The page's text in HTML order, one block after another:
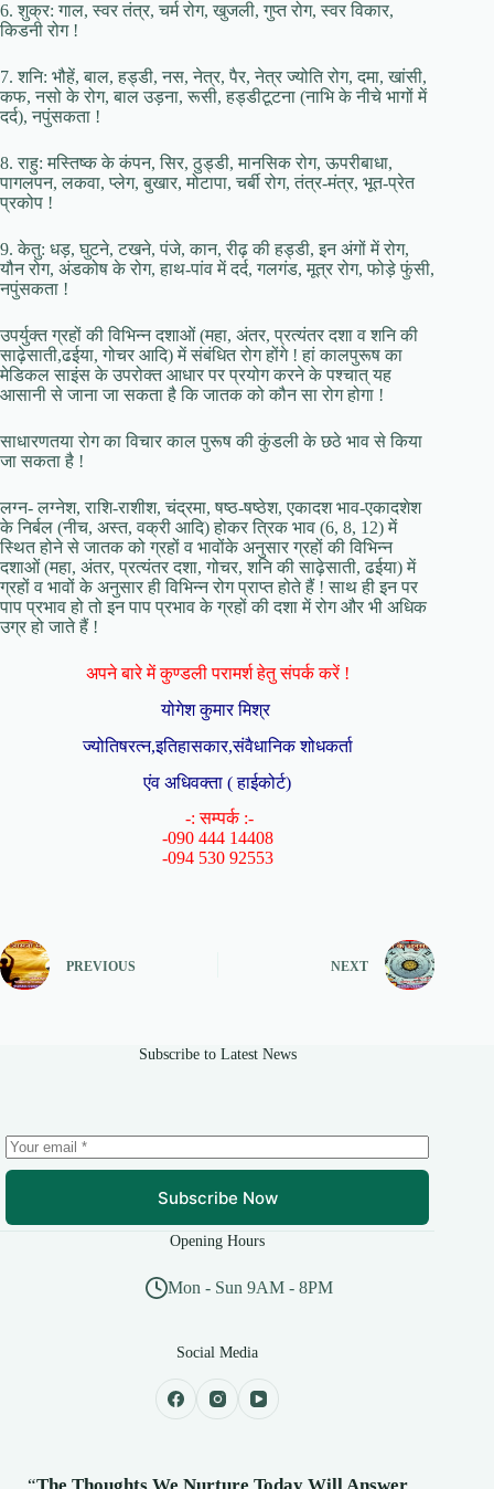
6. शुक्र: गाल, स्वर तंत्र, चर्म रोग, खुजली, गुप्त रोग, स्वर विकार,
किडनी रोग !
7. शनि: भौहें, बाल, हड्डी, नस, नेत्र, पैर, नेत्र ज्योति रोग, दमा, खांसी,
कफ, नसो के रोग, बाल उड़ना, रूसी, हड्डीटूटना (नाभि के नीचे भागों में
दर्द), नपुंसकता !
8. राहु: मस्तिष्क के कंपन, सिर, ठुड्डी, मानसिक रोग, ऊपरीबाधा,
पागलपन, लकवा, प्लेग, बुखार, मोटापा, चर्बी रोग, तंत्र-मंत्र, भूत-प्रेत
प्रकोप !
9. केतु: धड़, घुटने, टखने, पंजे, कान, रीढ़ की हड्डी, इन अंगों में रोग,
यौन रोग, अंडकोष के रोग, हाथ-पांव में दर्द, गलगंड, मूत्र रोग, फोड़े फुंसी,
नपुंसकता !
उपर्युक्त ग्रहों की विभिन्न दशाओं (महा, अंतर, प्रत्यंतर दशा व शनि की
साढ़ेसाती,ढईया, गोचर आदि) में संबंधित रोग होंगे ! हां कालपुरूष का
मेडिकल साइंस के उपरोक्त आधार पर प्रयोग करने के पश्चात् यह
आसानी से जाना जा सकता है कि जातक को कौन सा रोग होगा !
साधारणतया रोग का विचार काल पुरूष की कुंडली के छठे भाव से किया
जा सकता है !
लग्न- लग्नेश, राशि-राशीश, चंद्रमा, षष्ठ-षष्ठेश, एकादश भाव-एकादशेश
के निर्बल (नीच, अस्त, वक्री आदि) होकर त्रिक भाव (6, 8, 12) में
स्थित होने से जातक को ग्रहों व भावोंके अनुसार ग्रहों की विभिन्न
दशाओं (महा, अंतर, प्रत्यंतर दशा, गोचर, शनि की साढ़ेसाती, ढईया) में
ग्रहों व भावों के अनुसार ही विभिन्न रोग प्राप्त होते हैं ! साथ ही इन पर
पाप प्रभाव हो तो इन पाप प्रभाव के ग्रहों की दशा में रोग और भी अधिक
उग्र हो जाते हैं !
अपने बारे में कुण्डली परामर्श हेतु संपर्क करें !
योगेश कुमार मिश्र
ज्योतिषरत्न,इतिहासकार,संवैधानिक शोधकर्ता
एंव अधिवक्ता ( हाईकोर्ट)
-: सम्पर्क :-
-090 444 14408
-094 530 92553
PREVIOUS NEXT
Subscribe to Latest News
Subscribe Now
Opening Hours
Mon - Sun 9AM - 8PM
Social Media